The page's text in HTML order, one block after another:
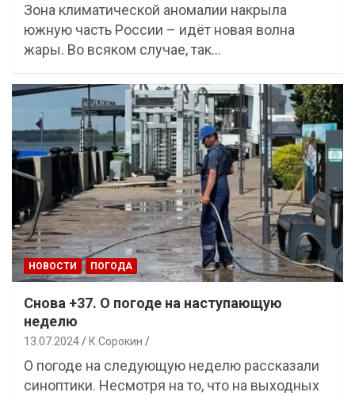
Зона климатической аномалии накрыла
южную часть России – идёт новая волна
жары. Во всяком случае, так…
НОВОСТИ ПОГОДА
Снова +37. О погоде на наступающую
неделю
13.07.2024 К.Сорокин
О погоде на следующую неделю рассказали
синоптики. Несмотря на то, что на выходных